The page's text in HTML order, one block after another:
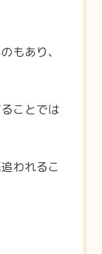
もあり、
ことでは
われるこ